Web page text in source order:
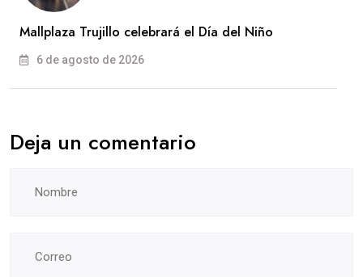
Mallplaza Trujillo celebrará el Día del Niño
6 de agosto de 2026
Deja un comentario